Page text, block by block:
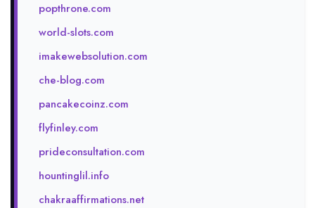
popthrone.com
world-slots.com
imakewebsolution.com
che-blog.com
pancakecoinz.com
flyfinley.com
prideconsultation.com
hountinglil.info
chakraaffirmations.net